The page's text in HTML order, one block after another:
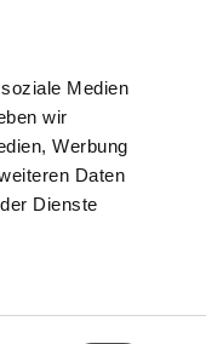
Medien
wir
Werbung
Daten
Dienste
DAS VERZEICHNIS